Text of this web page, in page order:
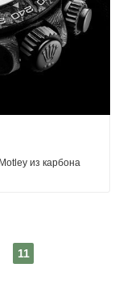
из карбона
11